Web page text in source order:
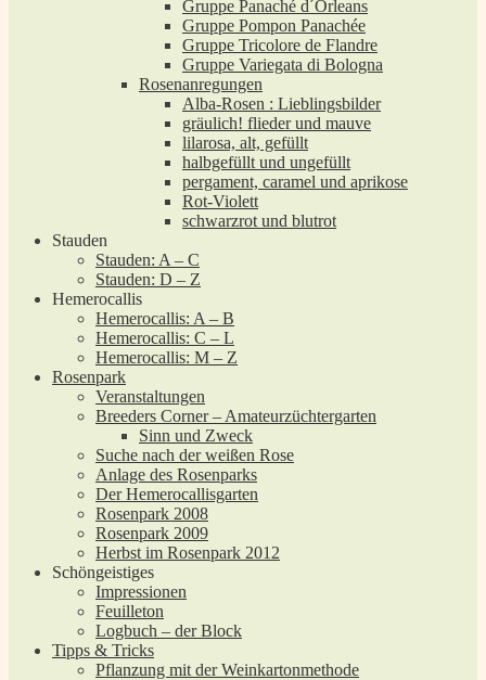
Gruppe Panaché d´Orleans
Gruppe Pompon Panachée
Gruppe Tricolore de Flandre
Gruppe Variegata di Bologna
Rosenanregungen
Alba-Rosen : Lieblingsbilder
gräulich! flieder und mauve
lilarosa, alt, gefüllt
halbgefüllt und ungefüllt
pergament, caramel und aprikose
Rot-Violett
schwarzrot und blutrot
Stauden
Stauden: A – C
Stauden: D – Z
Hemerocallis
Hemerocallis: A – B
Hemerocallis: C – L
Hemerocallis: M – Z
Rosenpark
Veranstaltungen
Breeders Corner – Amateurzüchtergarten
Sinn und Zweck
Suche nach der weißen Rose
Anlage des Rosenparks
Der Hemerocallisgarten
Rosenpark 2008
Rosenpark 2009
Herbst im Rosenpark 2012
Schöngeistiges
Impressionen
Feuilleton
Logbuch – der Block
Tipps & Tricks
Pflanzung mit der Weinkartonmethode